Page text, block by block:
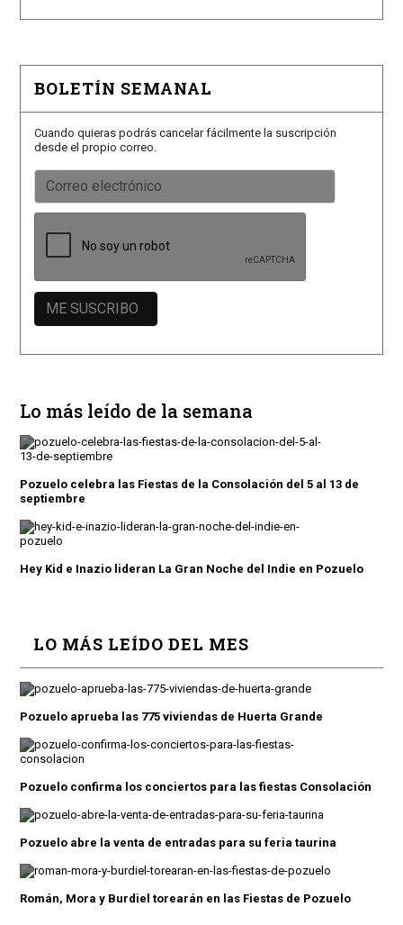
BOLETÍN SEMANAL
Cuando quieras podrás cancelar fácilmente la suscripción
desde el propio correo.
Lo más leído de la semana
Pozuelo celebra las Fiestas de la Consolación del 5 al 13 de
septiembre
Hey Kid e Inazio lideran La Gran Noche del Indie en Pozuelo
LO MÁS LEÍDO DEL MES
Pozuelo aprueba las 775 viviendas de Huerta Grande
Pozuelo confirma los conciertos para las fiestas Consolación
Pozuelo abre la venta de entradas para su feria taurina
Román, Mora y Burdiel torearán en las Fiestas de Pozuelo